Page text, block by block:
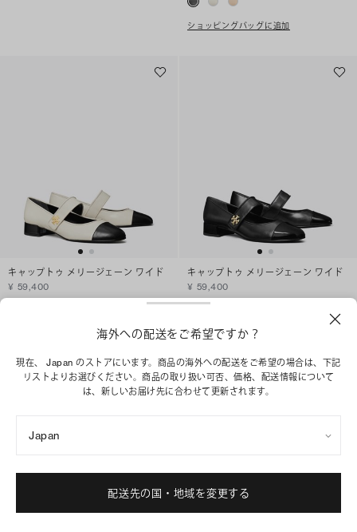
ショッピングバッグに追加
キャップトゥ メリージェーン ワイド
¥ 59,400
キャップトゥ メリージェーン ワイド
¥ 59,400
海外への配送をご希望ですか？
現在、 Japan のストアにいます。商品の海外への配送をご希望の場合は、下記
リストよりお選びください。商品の取り扱い可否、価格、配送情報について
は、新しいお届け先に合わせて更新されます。
Japan
配送先の国・地域を変更する